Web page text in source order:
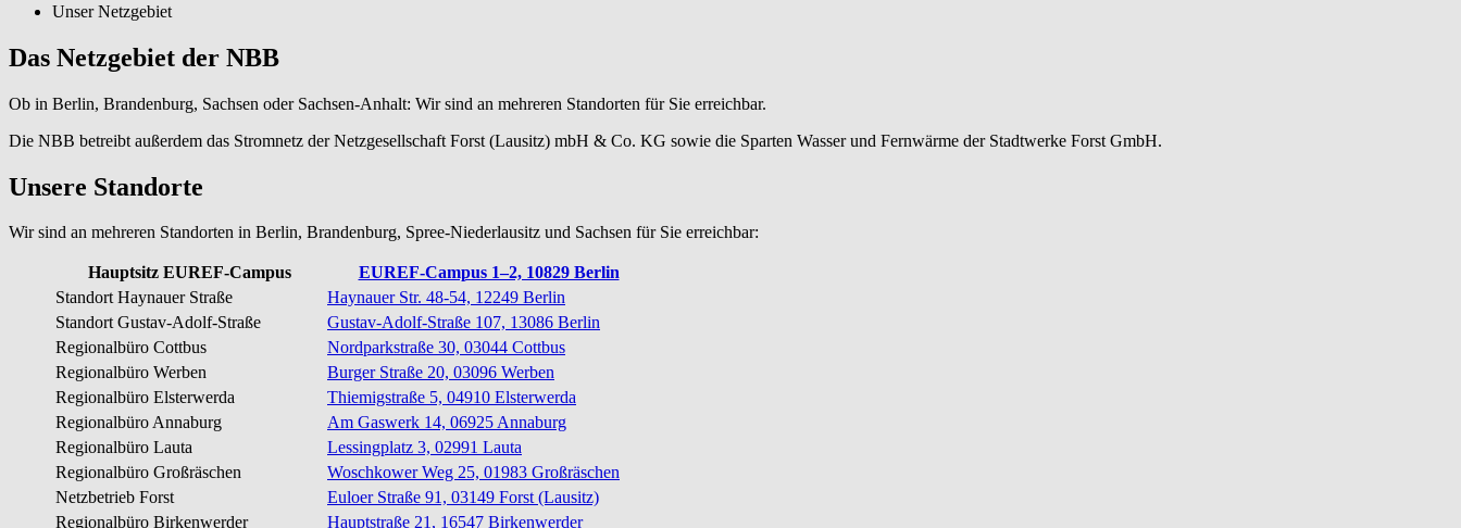
Unser Netzgebiet
Das Netzgebiet der NBB
Ob in Berlin, Brandenburg, Sachsen oder Sachsen-Anhalt: Wir sind an mehreren Standorten für Sie erreichbar.
Die NBB betreibt außerdem das Stromnetz der Netzgesellschaft Forst (Lausitz) mbH & Co. KG sowie die Sparten Wasser und Fernwärme der Stadtwerke Forst GmbH.
Unsere Standorte
Wir sind an mehreren Standorten in Berlin, Brandenburg, Spree-Niederlausitz und Sachsen für Sie erreichbar:
Hauptsitz EUREF-Campus
EUREF-Campus 1–2, 10829 Berlin
Standort Haynauer Straße
Haynauer Str. 48-54, 12249 Berlin
Standort Gustav-Adolf-Straße
Gustav-Adolf-Straße 107, 13086 Berlin
Regionalbüro Cottbus
Nordparkstraße 30, 03044 Cottbus
Regionalbüro Werben
Burger Straße 20, 03096 Werben
Regionalbüro Elsterwerda
Thiemigstraße 5, 04910 Elsterwerda
Regionalbüro Annaburg
Am Gaswerk 14, 06925 Annaburg
Regionalbüro Lauta
Lessingplatz 3, 02991 Lauta
Regionalbüro Großräschen
Woschkower Weg 25, 01983 Großräschen
Netzbetrieb Forst
Euloer Straße 91, 03149 Forst (Lausitz)
Regionalbüro Birkenwerder
Hauptstraße 21, 16547 Birkenwerder